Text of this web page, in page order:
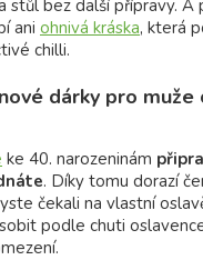
stůl bez další přípravy. A
ani ohnivá kráska, která
chilli.
dárky pro muže
ke 40. narozeninám
. Díky tomu dorazí
čekali na vlastní
podle chuti